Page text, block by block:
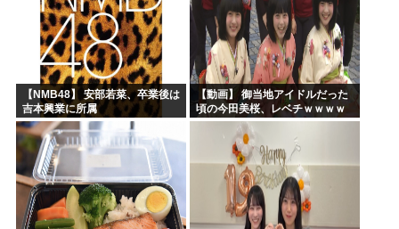
【NMB48】 安部若菜、卒業後は
吉本興業に所属
【動画】 御当地アイドルだった
頃の今田美桜、レベチｗｗｗｗ
ｗｗｗｗｗｗｗｗｗｗｗｗｗｗ